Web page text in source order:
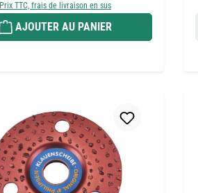
Prix TTC, frais de livraison en sus
AJOUTER AU PANIER